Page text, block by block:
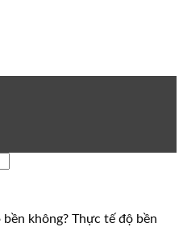
không? Thực tế độ bền